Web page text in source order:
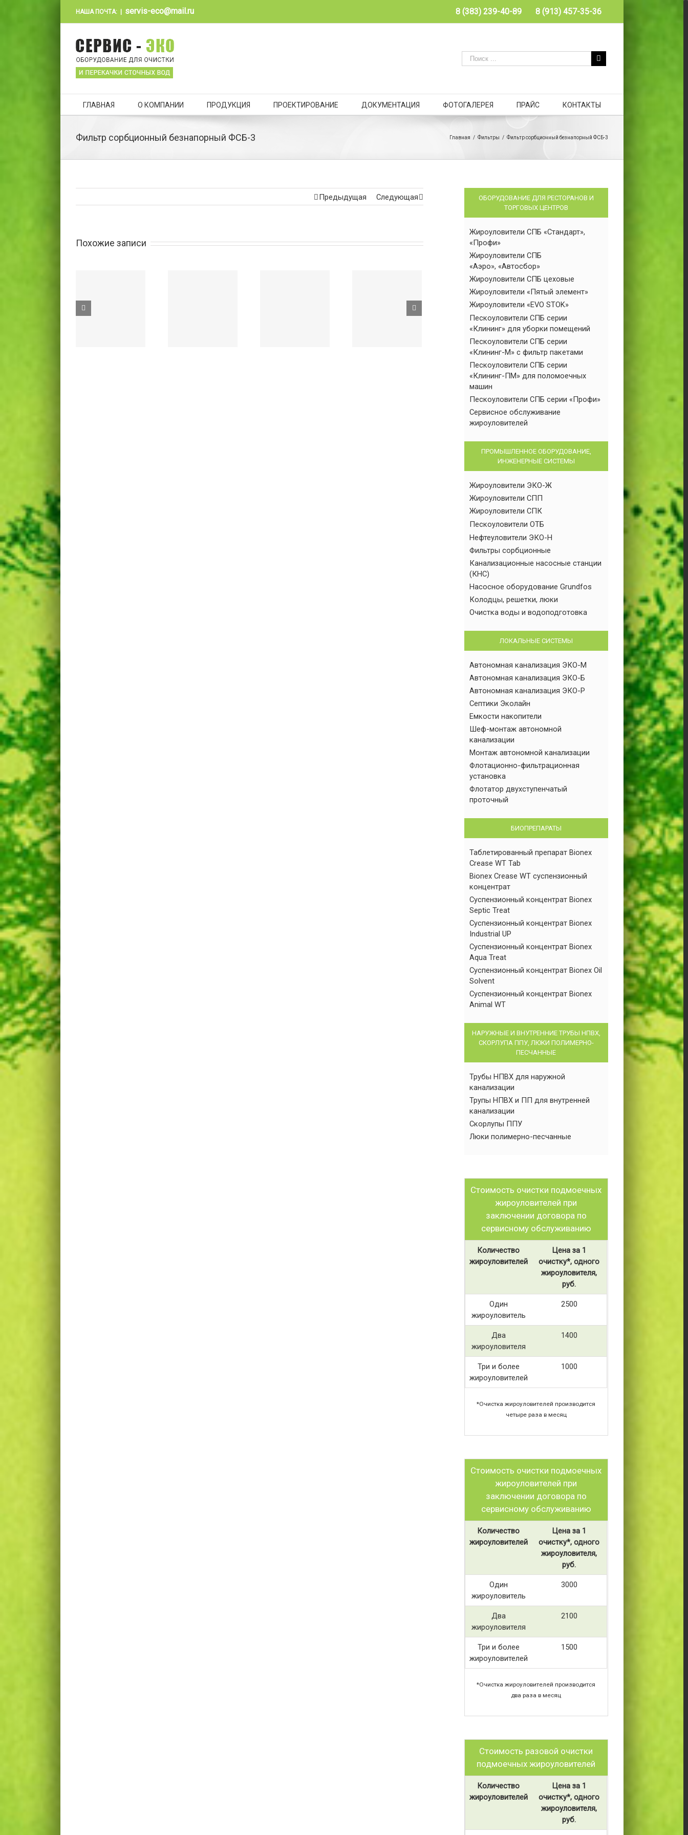
НАША ПОЧТА: servis-eco@mail.ru 8 (383) 239-40-89 8 (913) 457-35-36
ГЛАВНАЯ О КОМПАНИИ ПРОДУКЦИЯ ПРОЕКТИРОВАНИЕ ДОКУМЕНТАЦИЯ ФОТОГАЛЕРЕЯ ПРАЙС КОНТАКТЫ
Фильтр сорбционный безнапорный ФСБ-3 Главная / Фильтры / Фильтр сорбционный безнапорный ФСБ-3
Предыдущая Следующая
Похожие записи
ОБОРУДОВАНИЕ ДЛЯ РЕСТОРАНОВ И
ТОРГОВЫХ ЦЕНТРОВ
Жироуловители СПБ «Стандарт»,
«Профи»
Жироуловители СПБ
«Аэро», «Автосбор»
Жироуловители СПБ цеховые
Жироуловители «Пятый элемент»
Жироуловители «EVO STOK»
Пескоуловители СПБ серии
«Клининг» для уборки помещений
Пескоуловители СПБ серии
«Клининг-М» с фильтр пакетами
Пескоуловители СПБ серии
«Клининг-ПМ» для поломоечных
машин
Пескоуловители СПБ серии «Профи»
Сервисное обслуживание
жироуловителей
ПРОМЫШЛЕННОЕ ОБОРУДОВАНИЕ,
ИНЖЕНЕРНЫЕ СИСТЕМЫ
Жироуловители ЭКО-Ж
Жироуловители СПП
Жироуловители СПК
Пескоуловители ОТБ
Нефтеуловители ЭКО-Н
Фильтры сорбционные
Канализационные насосные станции
(КНС)
Насосное оборудование Grundfos
Колодцы, решетки, люки
Очистка воды и водоподготовка
ЛОКАЛЬНЫЕ СИСТЕМЫ
Автономная канализация ЭКО-М
Автономная канализация ЭКО-Б
Автономная канализация ЭКО-Р
Септики Эколайн
Емкости накопители
Шеф-монтаж автономной
канализации
Монтаж автономной канализации
Флотационно-фильтрационная
установка
Флотатор двухступенчатый
проточный
БИОПРЕПАРАТЫ
Таблетированный препарат Bionex
Crease WT Tab
Bionex Crease WT суспензионный
концентрат
Суспензионный концентрат Bionex
Septic Treat
Суспензионный концентрат Bionex
Industrial UP
Суспензионный концентрат Bionex
Aqua Treat
Суспензионный концентрат Bionex Oil
Solvent
Суспензионный концентрат Bionex
Animal WT
НАРУЖНЫЕ И ВНУТРЕННИЕ ТРУБЫ НПВХ,
СКОРЛУПА ППУ, ЛЮКИ ПОЛИМЕРНО-
ПЕСЧАННЫЕ
Трубы НПВХ для наружной
канализации
Трупы НПВХ и ПП для внутренней
канализации
Скорлупы ППУ
Люки полимерно-песчанные
Стоимость очистки подмоечных
жироуловителей при
заключении договора по
сервисному обслуживанию
Количество
жироуловителей
Цена за 1
очистку*, одного
жироуловителя,
руб.
Один
жироуловитель
2500
Два
жироуловителя
1400
Три и более
жироуловителей
1000
*Очистка жироуловителей производится
четыре раза в месяц
Стоимость очистки подмоечных
жироуловителей при
заключении договора по
сервисному обслуживанию
Количество
жироуловителей
Цена за 1
очистку*, одного
жироуловителя,
руб.
Один
жироуловитель
3000
Два
жироуловителя
2100
Три и более
жироуловителей
1500
*Очистка жироуловителей производится
два раза в месяц
Стоимость разовой очистки
подмоечных жироуловителей
Количество
жироуловителей
Цена за 1
очистку*, одного
жироуловителя,
руб.